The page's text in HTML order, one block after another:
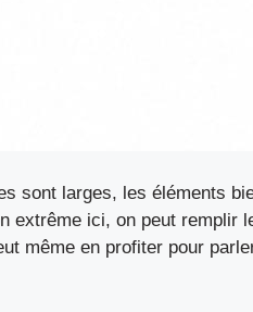
sont larges, les éléments
extrême ici, on peut remplir
même en profiter pour